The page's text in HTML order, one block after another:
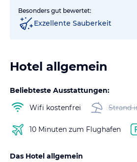
Besonders gut bewertet:
Exzellente Sauberkeit
Hotel allgemein
Beliebteste Ausstattungen:
Wifi kostenfrei
Strand
10 Minuten zum Flughafen
Das Hotel allgemein